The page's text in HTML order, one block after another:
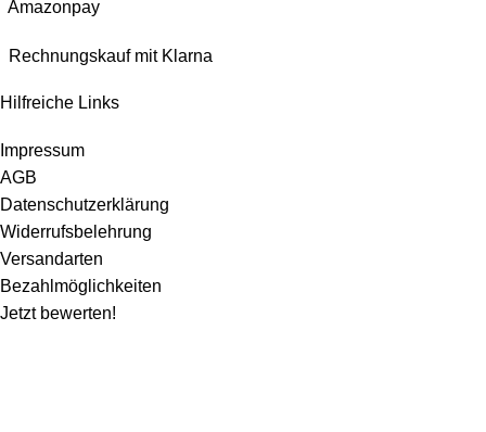
Amazonpay
Rechnungskauf mit Klarna
Hilfreiche Links
Impressum
AGB
Datenschutzerklärung
Widerrufsbelehrung
Versandarten
Bezahlmöglichkeiten
Jetzt bewerten!